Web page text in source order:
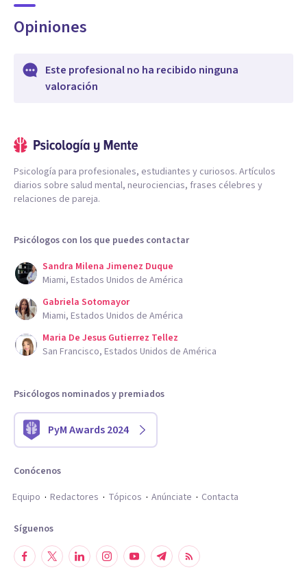
Opiniones
Este profesional no ha recibido ninguna
valoración
Psicología para profesionales, estudiantes y curiosos. Artículos
diarios sobre salud mental, neurociencias, frases célebres y
relaciones de pareja.
Psicólogos con los que puedes contactar
Sandra Milena Jimenez Duque
Miami, Estados Unidos de América
Gabriela Sotomayor
Miami, Estados Unidos de América
Maria De Jesus Gutierrez Tellez
San Francisco, Estados Unidos de América
Psicólogos nominados y premiados
PyM Awards 2024
Conócenos
Equipo
Redactores Tópicos Anúnciate Contacta
Síguenos